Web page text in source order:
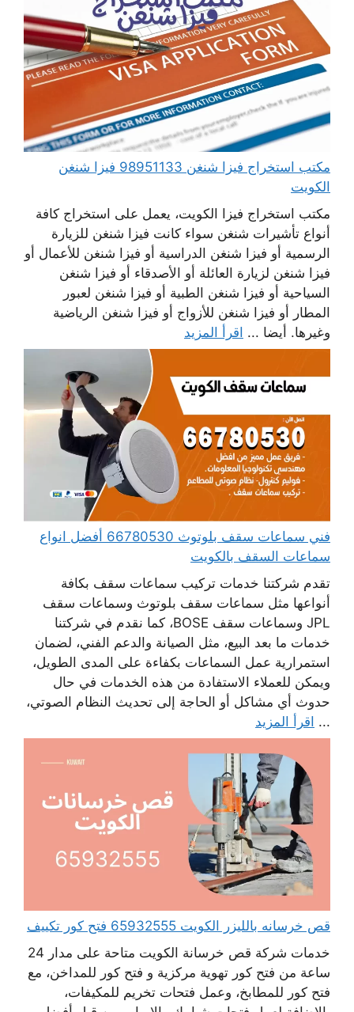
مكتب استخراج فيزا شنغن 98951133 فيزا شنغن
الكويت
مكتب استخراج فيزا الكويت، يعمل على استخراج كافة
أنواع تأشيرات شنغن سواء كانت فيزا شنغن للزيارة
الرسمية أو فيزا شنغن الدراسية أو فيزا شنغن للأعمال أو
فيزا شنغن لزيارة العائلة أو الأصدقاء أو فيزا شنغن
السياحية أو فيزا شنغن الطبية أو فيزا شنغن لعبور
المطار أو فيزا شنغن للأزواج أو فيزا شنغن الرياضية
وغيرها. أيضا ... اقرأ المزيد
فني سماعات سقف بلوتوث 66780530 أفضل انواع
سماعات السقف بالكويت
تقدم شركتنا خدمات تركيب سماعات سقف بكافة
أنواعها مثل سماعات سقف بلوتوث وسماعات سقف
JPL وسماعات سقف BOSE، كما نقدم في شركتنا
خدمات ما بعد البيع، مثل الصيانة والدعم الفني، لضمان
استمرارية عمل السماعات بكفاءة على المدى الطويل،
ويمكن للعملاء الاستفادة من هذه الخدمات في حال
حدوث أي مشاكل أو الحاجة إلى تحديث النظام الصوتي،
... اقرأ المزيد
قص خرسانه بالليزر الكويت 65932555 فتح كور تكييف
خدمات شركة قص خرسانة الكويت متاحة على مدار 24
ساعة من فتح كور تهوية مركزية و فتح كور للمداخن، مع
فتح كور للمطابخ، وعمل فتحات تخريم للمكيفات،